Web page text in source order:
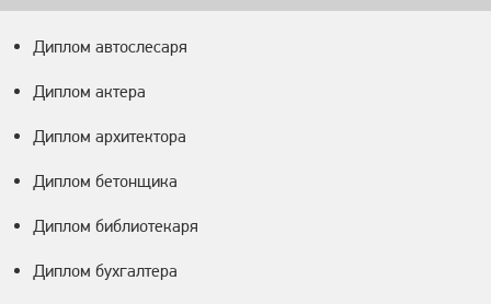
Диплом автослесаря
Диплом актера
Диплом архитектора
Диплом бетонщика
Диплом библиотекаря
Диплом бухгалтера